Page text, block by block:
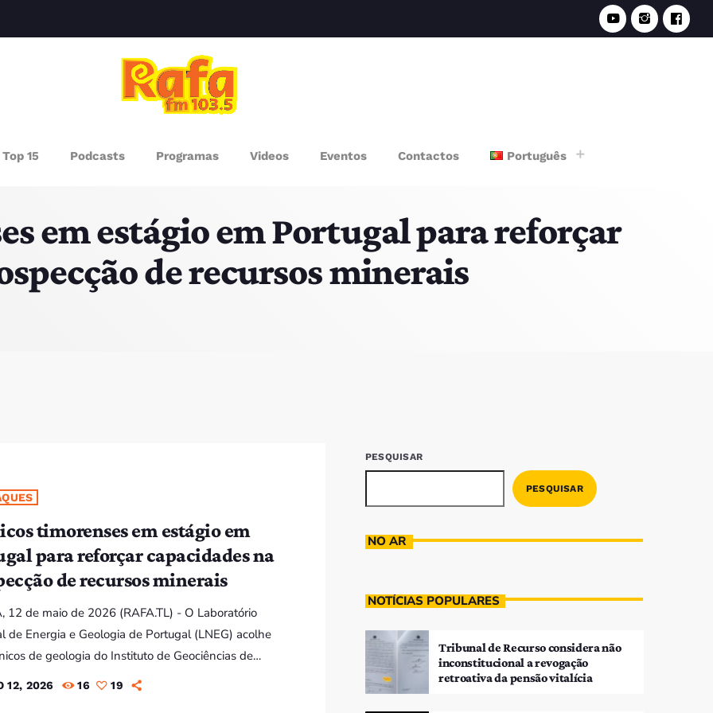
Top 15 Podcasts Programas Videos Eventos Contactos Português
em estágio em Portugal para reforçar
de recursos minerais
timorenses em estágio em
para reforçar capacidades na
de recursos minerais
12 de maio de 2026 (RAFA.TL) - O Laboratório
de Energia e Geologia de Portugal (LNEG) acolhe
de geologia do Instituto de Geociências de
(IGTL) num programa de estágio de três meses
12, 2026 16 19
PESQUISAR
PESQUISAR
NO AR
NOTÍCIAS POPULARES
Tribunal de Recurso considera não
inconstitucional a revogação
retroativa da pensão vitalícia